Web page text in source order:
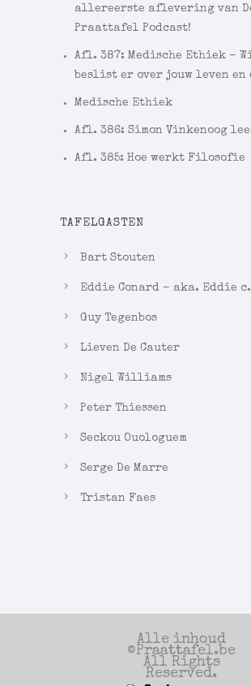
allereerste aflevering van
Praattafel Podcast!
Afl. 387: Medische Ethiek –
beslist er over jouw leven en
Medische Ethiek
Afl. 386: Simon Vinkenoog
Afl. 385: Hoe werkt Filosofie
TAFELGASTEN
Bart Stouten
Eddie Conard – aka. Eddie
Guy Tegenbos
Lieven De Cauter
Nigel Williams
Peter Thiessen
Seckou Ouologuem
Serge De Marre
Tristan Faes
Alle inhoud
©Praattafel.be
All Rights
Reserved.